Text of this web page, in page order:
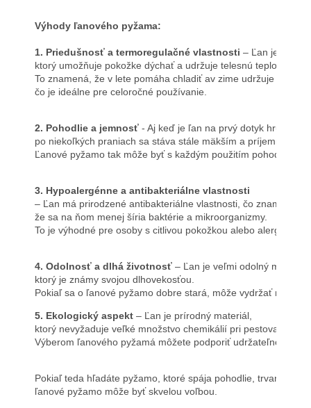
Výhody ľanového pyžama:
1. Priedušnosť a termoregulačné vlastnosti – Ľan je
ktorý umožňuje pokožke dýchať a udržuje telesnú teplotu v
To znamená, že v lete pomáha chladiť av zime udržuje teplo,
čo je ideálne pre celoročné používanie.
2. Pohodlie a jemnosť - Aj keď je ľan na prvý dotyk hrubší,
po niekoľkých praniach sa stáva stále mäkším a príjemnejším
Ľanové pyžamo tak môže byť s každým použitím pohodlnejšie.
3. Hypoalergénne a antibakteriálne vlastnosti
– Ľan má prirodzené antibakteriálne vlastnosti, čo znamená,
že sa na ňom menej šíria baktérie a mikroorganizmy.
To je výhodné pre osoby s citlivou pokožkou alebo alergiami.
4. Odolnosť a dlhá životnosť – Ľan je veľmi odolný
ktorý je známy svojou dlhovekosťou.
Pokiaľ sa o ľanové pyžamo dobre stará, môže vydržať mnoho
5. Ekologický aspekt – Ľan je prírodný materiál,
ktorý nevyžaduje veľké množstvo chemikálií pri pestovaní a
Výberom ľanového pyžamá môžete podporiť udržateľnosť a
Pokiaľ teda hľadáte pyžamo, ktoré spája pohodlie, trvanlivosť
ľanové pyžamo môže byť skvelou voľbou.